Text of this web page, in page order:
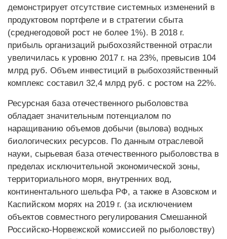
демонстрирует отсутствие системных изменений в
продуктовом портфеле и в стратегии сбыта
(среднегодовой рост не более 1%). В 2018 г.
прибыль организаций рыбохозяйственной отрасли
увеличилась к уровню 2017 г. на 23%, превысив 104
млрд руб. Объем инвестиций в рыбохозяйственный
комплекс составил 32,4 млрд руб. с ростом на 22%.
Ресурсная база отечественного рыболовства
обладает значительным потенциалом по
наращиванию объемов добычи (вылова) водных
биологических ресурсов. По данным отраслевой
науки, сырьевая база отечественного рыболовства в
пределах исключительной экономической зоны,
территориального моря, внутренних вод,
континентального шельфа РФ, а также в Азовском и
Каспийском морях на 2019 г. (за исключением
объектов совместного регулирования Смешанной
Российско-Норвежской комиссией по рыболовству)